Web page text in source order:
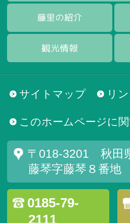
サイトマップ リ
このホームページに
〒018-3201 秋田
藤琴字藤琴８番地
0185-79-
2111